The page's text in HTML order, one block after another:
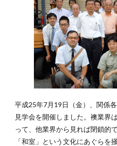
平成25年7月19日（金）、関係
見学会を開催しました。襖業界
って、他業界から見れば閉鎖的
「和室」という文化にあぐらを
パリ日本文化会館
フラン
中国の和室事情
中小企業
全国襖工業会
商工組合中
展示会
建具サミット
江戸からかみ総合集
矢島
赤泥レンガ
検索